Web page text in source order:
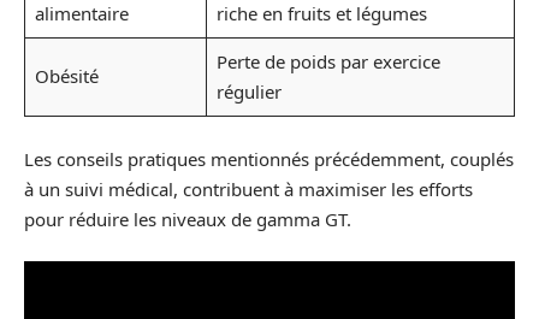
alimentaire
riche en fruits et légumes
Obésité
Perte de poids par exercice
régulier
Les conseils pratiques mentionnés précédemment, couplés
à un suivi médical, contribuent à maximiser les efforts
pour réduire les niveaux de gamma GT.